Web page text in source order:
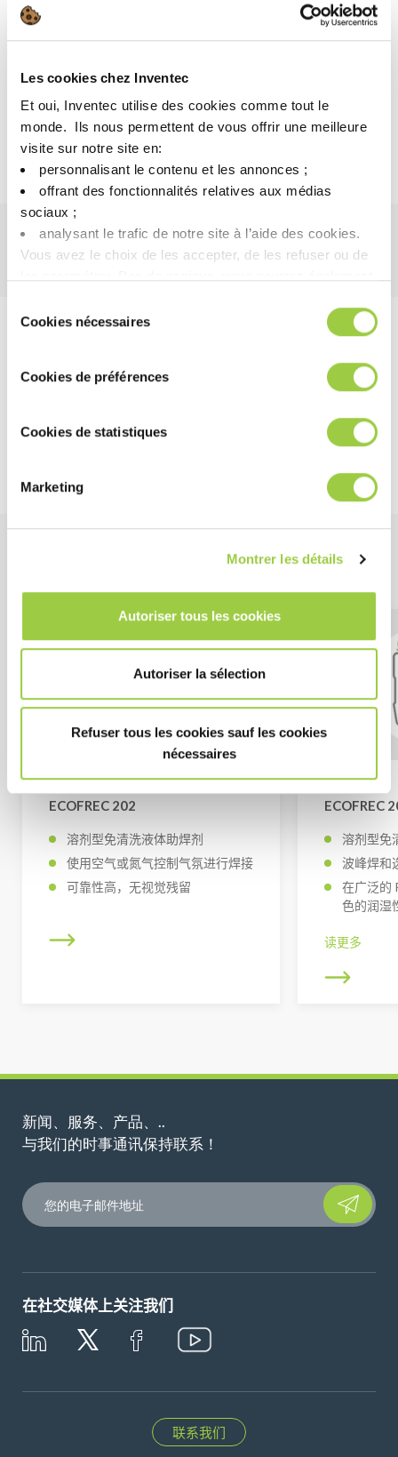
Les cookies chez Inventec
Et oui, Inventec utilise des cookies comme tout le
monde. ​ Ils nous permettent de vous offrir une meilleure
visite sur notre site en:​
personnalisant le contenu et les annonces ;​
offrant des fonctionnalités relatives aux médias
sociaux ; ​
analysant le trafic de notre site à l’aide des cookies.​
Vous avez le choix de les accepter, de les refuser ou de
cookies.​ ​ ​
duCookies nécessaires
Cookies de préférences
Cookies de statistiques
Marketing
Montrer les détails
Autoriser tous les cookies
Autoriser la sélection
Refuser tous les cookies sauf les cookies
nécessaires
20°C 时的密度 (g/cm³)
水溶性
酒精溶性
闪点 (°C)
最佳工艺取决于操作条件、设备、电路板或组件设计等因素。 查
们的团队随时准备为您提供建议并协助您实施我们的产品。
明星产品
ECOFREC 202
溶剂型免清洗液体助焊剂
使用空气或氮气控制气氛进行焊接
可靠性高，无视觉残留
ECOFREC
溶剂型免
波峰焊和
在广泛的
色的润湿
读更多
新闻、服务、产品、..
与我们的时事通讯保持联系！
Please
在社交媒体上关注我们
联系我们